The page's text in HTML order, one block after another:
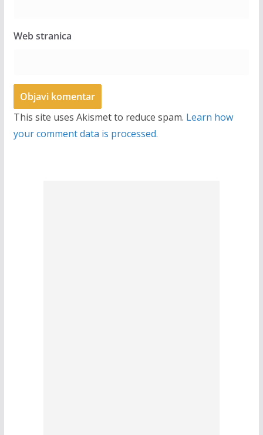
Web stranica
This site uses Akismet to reduce spam. Learn how
your comment data is processed.